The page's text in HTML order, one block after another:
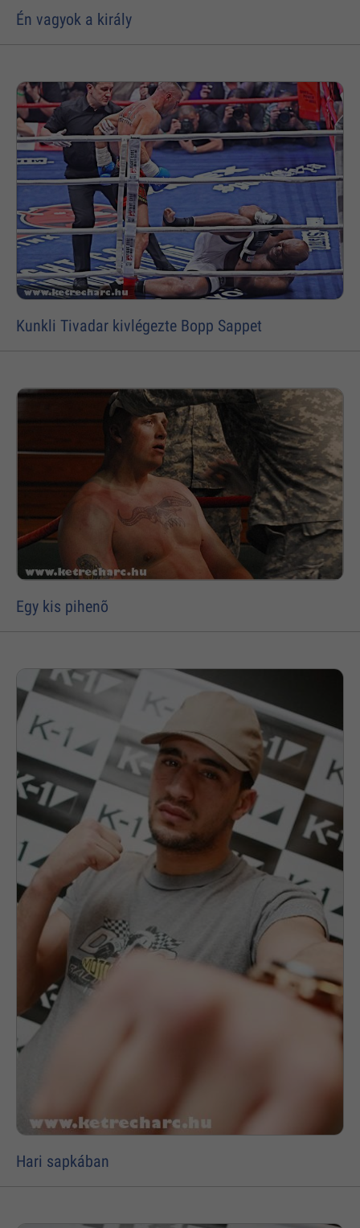
Én vagyok a király
Kunkli Tivadar kivlégezte Bopp Sappet
Egy kis pihenõ
Hari sapkában